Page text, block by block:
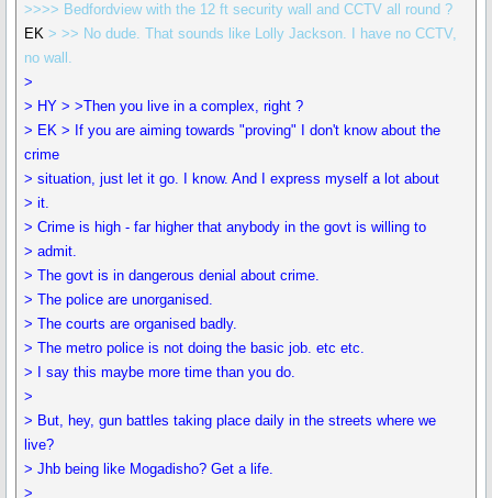
>>>> Bedfordview with the 12 ft security wall and CCTV all round ?
EK> >> No dude. That sounds like Lolly Jackson. I have no CCTV,
no wall.
>
> HY > >Then you live in a complex, right ?
> EK > If you are aiming towards "proving" I don't know about the
crime
> situation, just let it go. I know. And I express myself a lot about
> it.
> Crime is high - far higher that anybody in the govt is willing to
> admit.
> The govt is in dangerous denial about crime.
> The police are unorganised.
> The courts are organised badly.
> The metro police is not doing the basic job. etc etc.
> I say this maybe more time than you do.
>
> But, hey, gun battles taking place daily in the streets where we
live?
> Jhb being like Mogadisho? Get a life.
>